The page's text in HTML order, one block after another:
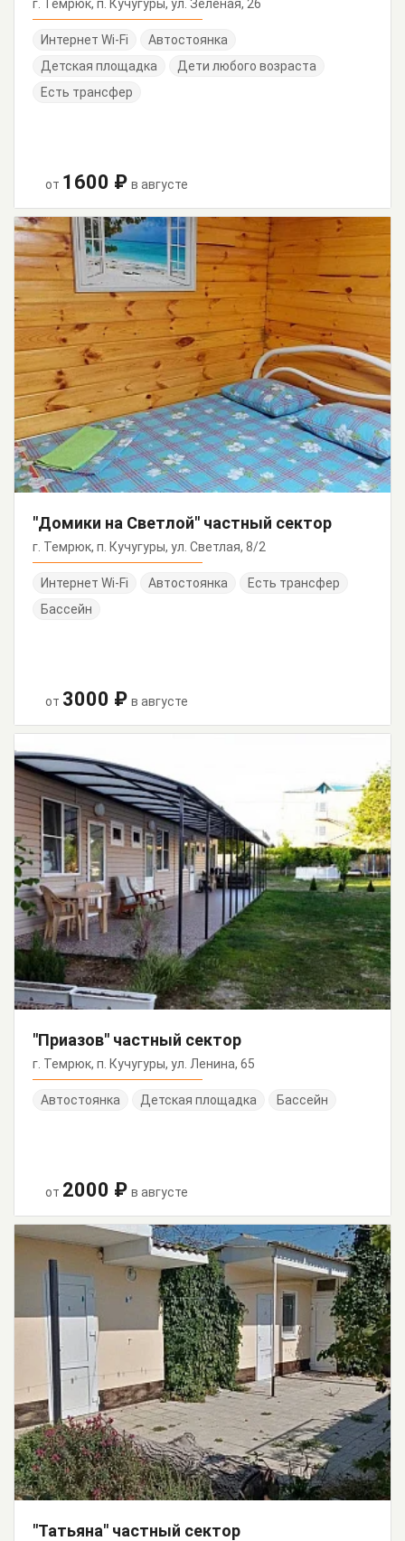
г. Темрюк, п. Кучугуры, ул. Зеленая, 26
Интернет Wi-Fi
Автостоянка
Детская площадка
Дети любого возраста
Есть трансфер
от 1600 ₽ в августе
"Домики на Светлой" частный сектор
г. Темрюк, п. Кучугуры, ул. Светлая, 8/2
Интернет Wi-Fi Автостоянка
Есть трансфер
Бассейн
от 3000 ₽ в августе
"Приазов" частный сектор
г. Темрюк, п. Кучугуры, ул. Ленина, 65
Автостоянка Детская площадка Бассейн
от 2000 ₽ в августе
"Татьяна" частный сектор